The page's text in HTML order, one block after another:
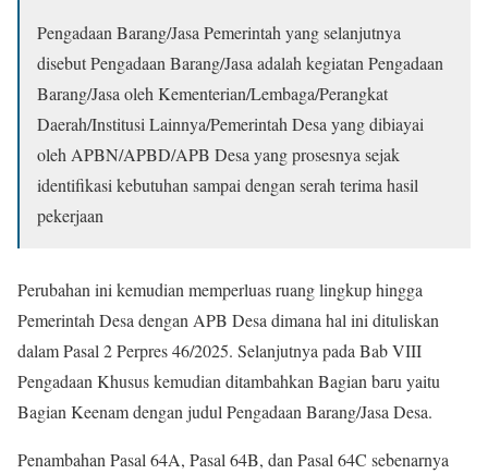
Pengadaan Barang/Jasa Pemerintah yang selanjutnya
disebut Pengadaan Barang/Jasa adalah kegiatan Pengadaan
Barang/Jasa oleh Kementerian/Lembaga/Perangkat
Daerah/Institusi Lainnya/Pemerintah Desa yang dibiayai
oleh APBN/APBD/APB Desa yang prosesnya sejak
identifikasi kebutuhan sampai dengan serah terima hasil
pekerjaan
Perubahan ini kemudian memperluas ruang lingkup hingga
Pemerintah Desa dengan APB Desa dimana hal ini dituliskan
dalam Pasal 2 Perpres 46/2025. Selanjutnya pada Bab VIII
Pengadaan Khusus kemudian ditambahkan Bagian baru yaitu
Bagian Keenam dengan judul Pengadaan Barang/Jasa Desa.
Penambahan Pasal 64A, Pasal 64B, dan Pasal 64C sebenarnya